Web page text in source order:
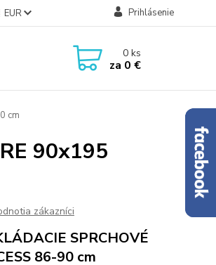
EUR Prihlásenie
0ks
za 0 €
cm
90x195
zákazníci
SPRCHOVÉ
86-90 cm